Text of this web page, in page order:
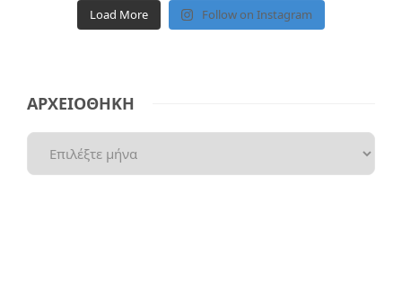
Load More Follow on Instagram
ΑΡΧΕΙΟΘΗΚΗ